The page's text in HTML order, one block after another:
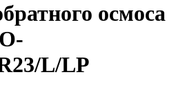
осмоса
L/LP